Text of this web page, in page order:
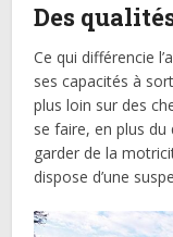
Des
Ce qui différencie
ses capacités à
plus loin sur des
se faire, en plus
garder de la
dispose d’une